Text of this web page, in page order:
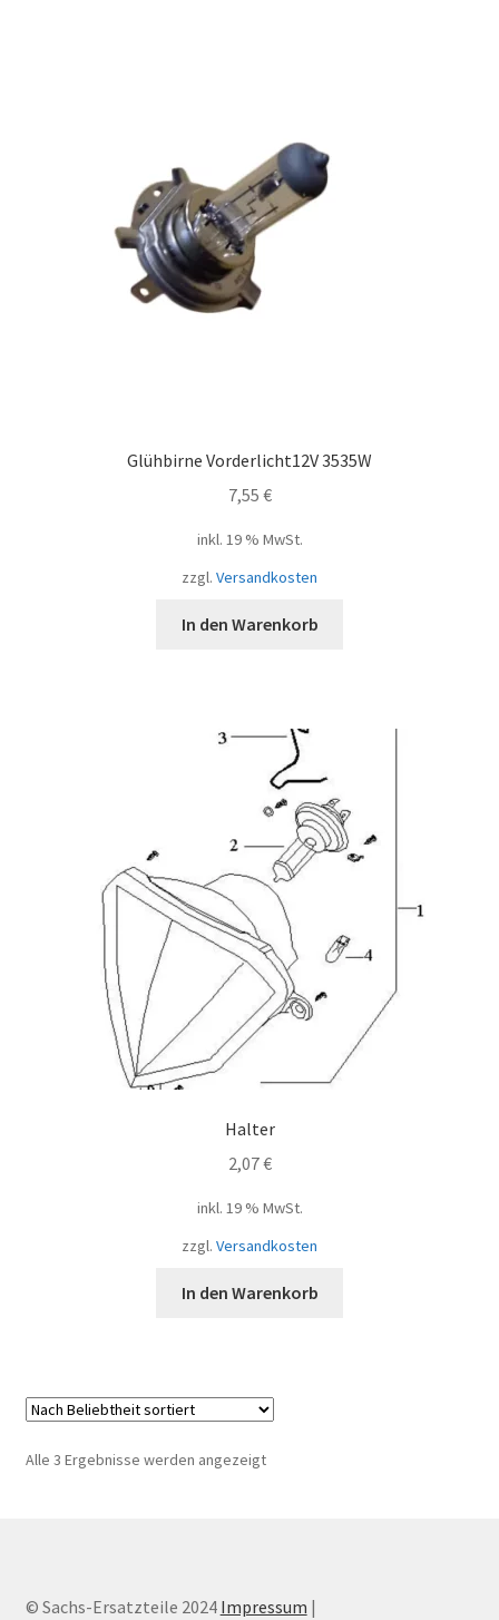
Glühbirne Vorderlicht12V 3535W
7,55 €
inkl. 19 % MwSt.
zzgl. Versandkosten
In den Warenkorb
Halter
2,07€
inkl. 19 % MwSt.
zzgl. Versandkosten
In den Warenkorb
Alle 3 Ergebnisse werden angezeigtNach
© Sachs-Ersatzteile 2024 Impressum |